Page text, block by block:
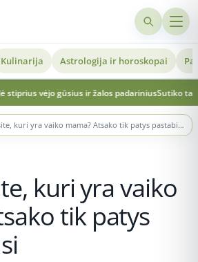
Kulinarija Astrologija ir horoskopai
gūsius ir žalos padariniusSutiko tapti
Ar atspėsite, kuri yra vaiko mama? Atsako tik patys pastabiausi
kuri yra vaiko
tik patys